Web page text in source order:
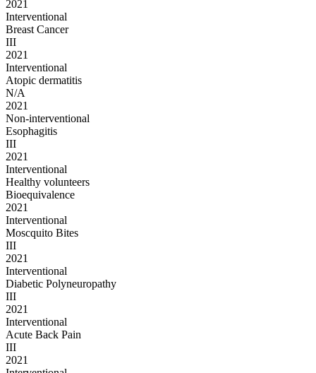
2021
Interventional
Breast Cancer
III
2021
Interventional
Atopic dermatitis
N/A
2021
Non-interventional
Esophagitis
III
2021
Interventional
Healthy volunteers
Bioequivalence
2021
Interventional
Moscquito Bites
III
2021
Interventional
Diabetic Polyneuropathy
III
2021
Interventional
Acute Back Pain
III
2021